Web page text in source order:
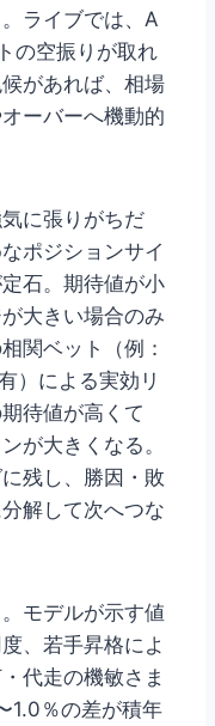
ライブでは、A
の空振りが取れ
があれば、相場
ーバーへ機動的
に張りがちだ
ポジションサイ
石。期待値が小
大きい場合のみ
関ベット（例：
）による実効リ
待値が高くて
が大きくなる。
残し、勝因・敗
解して次へつな
モデルが示す値
、若手昇格によ
代走の機敏さま
1.0％の差が積年